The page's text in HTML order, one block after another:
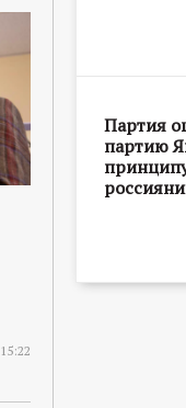
Партия
партию